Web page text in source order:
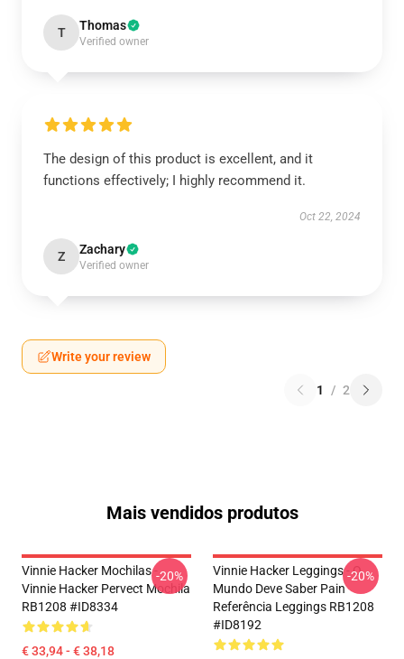
T Thomas
Verified owner
The design of this product is excellent, and it
functions effectively; I highly recommend it.
Oct 22, 2024
Z Zachary
Verified owner
Write your review
1 / 2
Mais vendidos produtos
Vinnie Hacker Mochilas -
Vinnie Hacker Pervect Mochila
RB1208 #ID8334
€ 33,94 - € 38,18
-20%
Vinnie Hacker Leggings - O
Mundo Deve Saber Pain
Referência Leggings RB1208
#ID8192
-20%